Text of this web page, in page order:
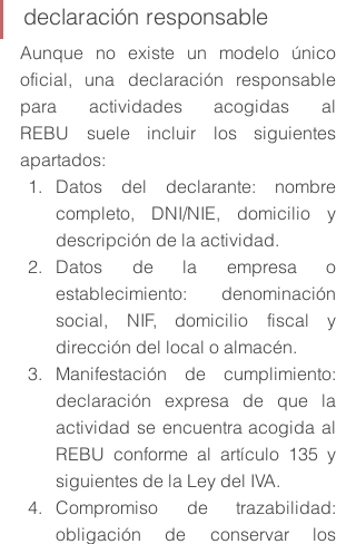
declaración responsable
Aunque no existe un modelo único
oficial, una declaración responsable
para actividades acogidas al
REBU suele incluir los siguientes
apartados:
Datos del declarante: nombre
completo, DNI/NIE, domicilio y
descripción de la actividad.
Datos de la empresa o
establecimiento: denominación
social, NIF, domicilio fiscal y
dirección del local o almacén.
Manifestación de cumplimiento:
declaración expresa de que la
actividad se encuentra acogida al
REBU conforme al artículo 135 y
siguientes de la Ley del IVA.
Compromiso de trazabilidad:
obligación de conservar los